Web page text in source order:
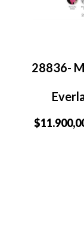
28836-
$